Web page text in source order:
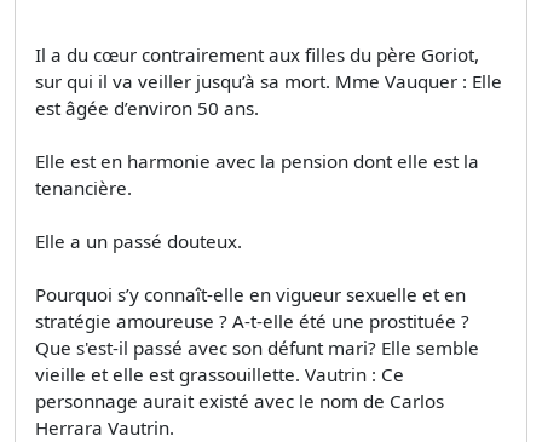
Il a du cœur contrairement aux filles du père Goriot,
sur qui il va veiller jusqu’à sa mort. Mme Vauquer : Elle
est âgée d’environ 50 ans.
Elle est en harmonie avec la pension dont elle est la
tenancière.
Elle a un passé douteux.
Pourquoi s’y connaît-elle en vigueur sexuelle et en
stratégie amoureuse ? A-t-elle été une prostituée ?
Que s'est-il passé avec son défunt mari? Elle semble
vieille et elle est grassouillette. Vautrin : Ce
personnage aurait existé avec le nom de Carlos
Herrara Vautrin.